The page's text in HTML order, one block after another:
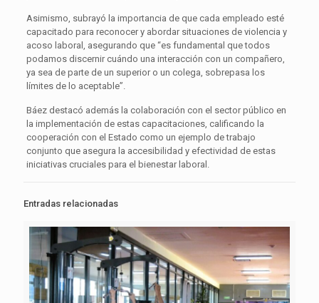
Asimismo, subrayó la importancia de que cada empleado esté
capacitado para reconocer y abordar situaciones de violencia y
acoso laboral, asegurando que “es fundamental que todos
podamos discernir cuándo una interacción con un compañero,
ya sea de parte de un superior o un colega, sobrepasa los
límites de lo aceptable”.
Báez destacó además la colaboración con el sector público en
la implementación de estas capacitaciones, calificando la
cooperación con el Estado como un ejemplo de trabajo
conjunto que asegura la accesibilidad y efectividad de estas
iniciativas cruciales para el bienestar laboral.
Entradas relacionadas